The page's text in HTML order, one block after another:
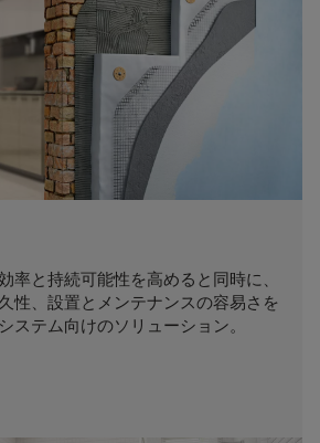
率と持続可能性を高めると同時に、
性、設置とメンテナンスの容易さを
ステム向けのソリューション。